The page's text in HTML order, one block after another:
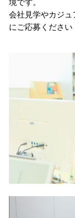
会社見学やカジ
にご応募ください